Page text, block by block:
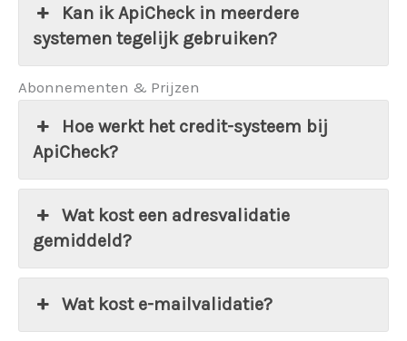
Kan ik ApiCheck in meerdere
systemen tegelijk gebruiken?
Abonnementen & Prijzen
Hoe werkt het credit-systeem bij
ApiCheck?
Wat kost een adresvalidatie
gemiddeld?
Wat kost e-mailvalidatie?